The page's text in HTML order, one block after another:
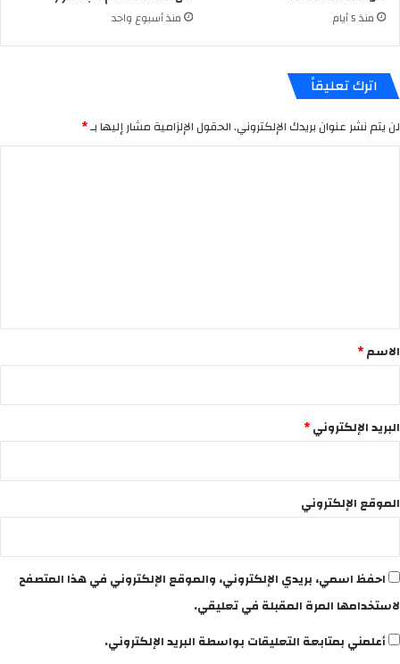
منذ 5 أيام منذ أسبوع واحد
اترك تعليقاً
لن يتم نشر عنوان بريدك الإلكتروني.الحقول الإلزامية مشار إليها بـ*
*
الاسم*
البريد الإلكتروني*
الموقع الإلكتروني
احفظ اسمي، بريدي الإلكتروني، والموقع الإلكتروني في هذا المتصفح
لاستخدامها المرة المقبلة في تعليقي.
أعلمني بمتابعة التعليقات بواسطة البريد الإلكتروني.